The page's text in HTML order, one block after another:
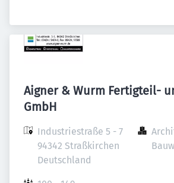
Aigner & Wurm Fertigteil-
GmbH
Industriestraße 5 - 7
94342 Straßkirchen
Deutschland